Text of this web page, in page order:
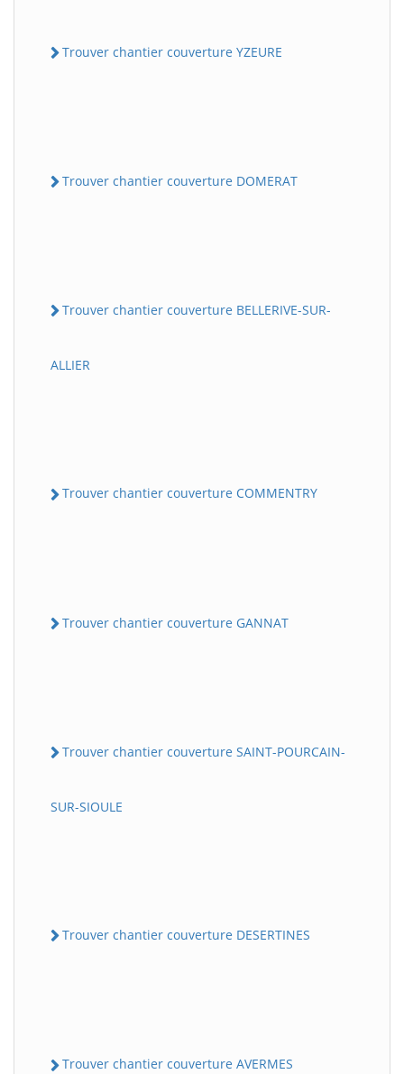
Trouver chantier couverture YZEURE
Trouver chantier couverture DOMERAT
Trouver chantier couverture BELLERIVE-SUR-
ALLIER
Trouver chantier couverture COMMENTRY
Trouver chantier couverture GANNAT
Trouver chantier couverture SAINT-POURCAIN-
SUR-SIOULE
Trouver chantier couverture DESERTINES
Trouver chantier couverture AVERMES